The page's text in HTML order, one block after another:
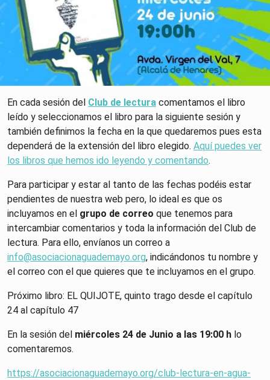
En cada sesión del Club de lectura comentamos el libro
leído y seleccionamos el libro para la siguiente sesión y
también definimos la fecha en la que quedaremos pues esta
dependerá de la extensión del libro elegido. Aquí puedes ver
los libros que hemos ido leyendo y comentando.
Para participar y estar al tanto de las fechas podéis estar
pendientes de nuestra web pero, lo ideal es que os
incluyamos en el grupo de correo que tenemos para
intercambiar comentarios y toda la información del Club de
lectura. Para ello, envíanos un correo a
info@asociacionaguademayo.org, indicándonos tu nombre y
el correo con el que quieres que te incluyamos en el grupo.
Próximo libro: EL QUIJOTE, quinto trago desde el capítulo
24 al capítulo 47
En la sesión del miércoles 24 de Junio a las 19:00 h lo
comentaremos.
https://asociacionaguademayo.org/club-lectura-en-agua-